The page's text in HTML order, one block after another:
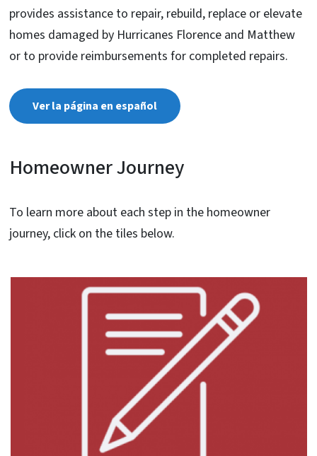
provides assistance to repair, rebuild, replace or elevate
homes damaged by Hurricanes Florence and Matthew
or to provide reimbursements for completed repairs.
Ver la página en español
Homeowner Journey
To learn more about each step in the homeowner
journey, click on the tiles below.